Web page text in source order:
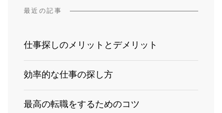
最近の記事
仕事探しのメリットとデメリット
効率的な仕事の探し方
最高の転職をするためのコツ